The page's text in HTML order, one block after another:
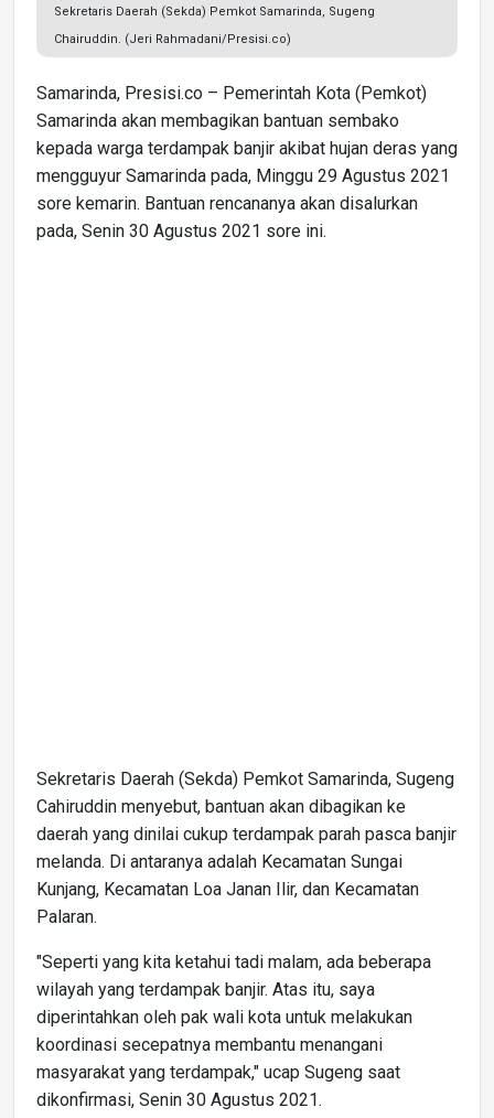
Sekretaris Daerah (Sekda) Pemkot Samarinda, Sugeng
Chairuddin. (Jeri Rahmadani/Presisi.co)
Samarinda, Presisi.co – Pemerintah Kota (Pemkot)
Samarinda akan membagikan bantuan sembako
kepada warga terdampak banjir akibat hujan deras yang
mengguyur Samarinda pada, Minggu 29 Agustus 2021
sore kemarin. Bantuan rencananya akan disalurkan
pada, Senin 30 Agustus 2021 sore ini.
Sekretaris Daerah (Sekda) Pemkot Samarinda, Sugeng
Cahiruddin menyebut, bantuan akan dibagikan ke
daerah yang dinilai cukup terdampak parah pasca banjir
melanda. Di antaranya adalah Kecamatan Sungai
Kunjang, Kecamatan Loa Janan Ilir, dan Kecamatan
Palaran.
"Seperti yang kita ketahui tadi malam, ada beberapa
wilayah yang terdampak banjir. Atas itu, saya
diperintahkan oleh pak wali kota untuk melakukan
koordinasi secepatnya membantu menangani
masyarakat yang terdampak," ucap Sugeng saat
dikonfirmasi, Senin 30 Agustus 2021.